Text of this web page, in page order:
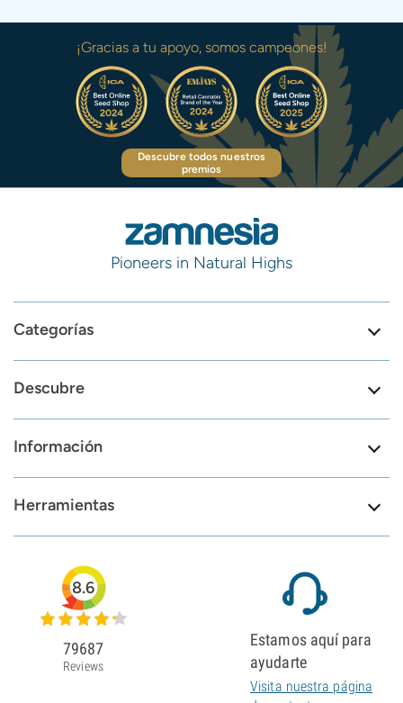
¡Gracias a tu apoyo, somos campeones!
Descubre todos nuestros
premios
Pioneers in Natural Highs
Categorías
Descubre
Información
Herramientas
8.6
79687
Reviews
Estamos aquí para
ayudarte
Visita nuestra página